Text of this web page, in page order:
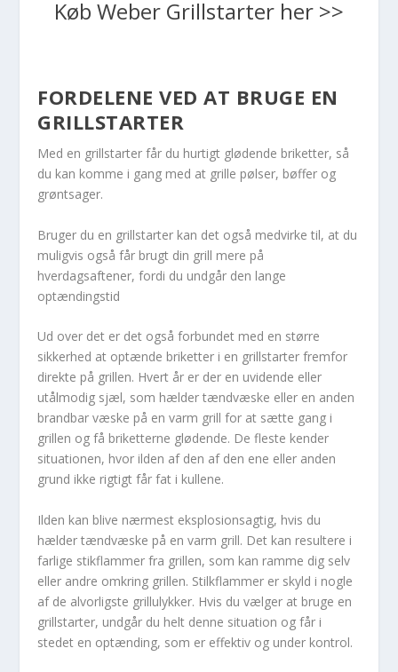
Køb Weber Grillstarter her >>
FORDELENE VED AT BRUGE EN
GRILLSTARTER
Med en grillstarter får du hurtigt glødende briketter, så
du kan komme i gang med at grille pølser, bøffer og
grøntsager.
Bruger du en grillstarter kan det også medvirke til, at du
muligvis også får brugt din grill mere på
hverdagsaftener, fordi du undgår den lange
optændingstid
Ud over det er det også forbundet med en større
sikkerhed at optænde briketter i en grillstarter fremfor
direkte på grillen. Hvert år er der en uvidende eller
utålmodig sjæl, som hælder tændvæske eller en anden
brandbar væske på en varm grill for at sætte gang i
grillen og få briketterne glødende. De fleste kender
situationen, hvor ilden af den af den ene eller anden
grund ikke rigtigt får fat i kullene.
Ilden kan blive nærmest eksplosionsagtig, hvis du
hælder tændvæske på en varm grill. Det kan resultere i
farlige stikflammer fra grillen, som kan ramme dig selv
eller andre omkring grillen. Stilkflammer er skyld i nogle
af de alvorligste grillulykker. Hvis du vælger at bruge en
grillstarter, undgår du helt denne situation og får i
stedet en optænding, som er effektiv og under kontrol.